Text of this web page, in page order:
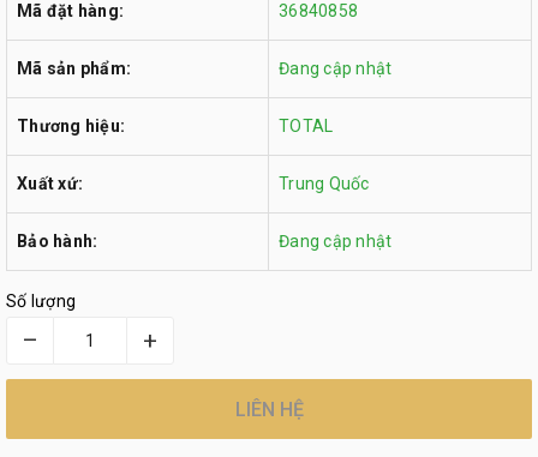
Mã đặt hàng: 36840858
Mã sản phẩm: Đang cập nhật
Thương hiệu: TOTAL
Xuất xứ: Trung Quốc
Bảo hành: Đang cập nhật
Số lượng
– +
LIÊN HỆ